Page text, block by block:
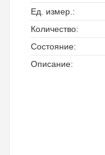
Ед. измер.:
Количество:
Состояние:
Описание: